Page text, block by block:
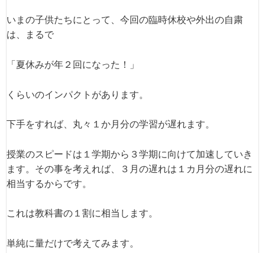
いまの子供たちにとって、今回の臨時休校や外出の自粛
は、まるで
「夏休みが年２回になった！」
くらいのインパクトがあります。
下手をすれば、丸々１か月分の学習が遅れます。
授業のスピードは１学期から３学期に向けて加速していき
ます。その事を考えれば、３月の遅れは１カ月分の遅れに
相当するからです。
これは教科書の１割に相当します。
単純に量だけで考えてみます。